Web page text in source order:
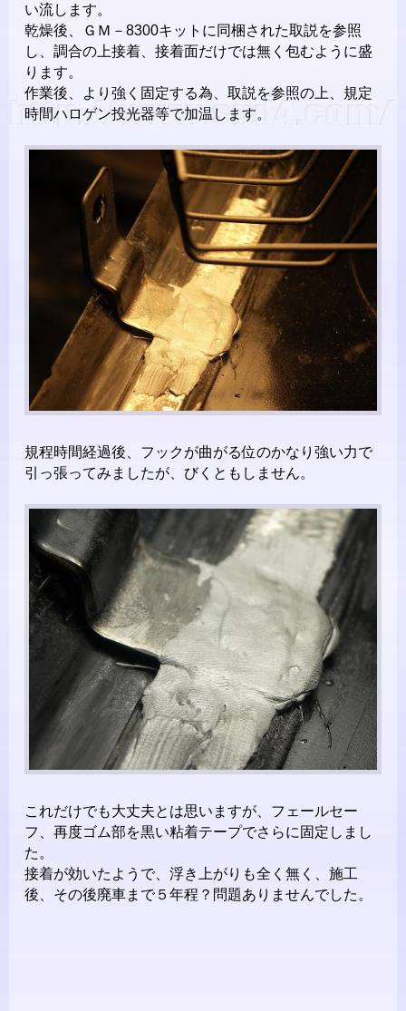
い流します。
乾燥後、ＧＭ－8300キットに同梱された取説を参照
し、調合の上接着、接着面だけでは無く包むように盛
ります。
作業後、より強く固定する為、取説を参照の上、規定
時間ハロゲン投光器等で加温します。
規程時間経過後、フックが曲がる位のかなり強い力で
引っ張ってみましたが、びくともしません。
これだけでも大丈夫とは思いますが、フェールセー
フ、再度ゴム部を黒い粘着テープでさらに固定しまし
た。
接着が効いたようで、浮き上がりも全く無く、施工
後、その後廃車まで５年程？問題ありませんでした。